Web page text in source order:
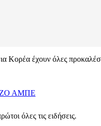
Κορέα έχουν όλες
ΑΜΠΕ
όλες τις ειδήσεις.